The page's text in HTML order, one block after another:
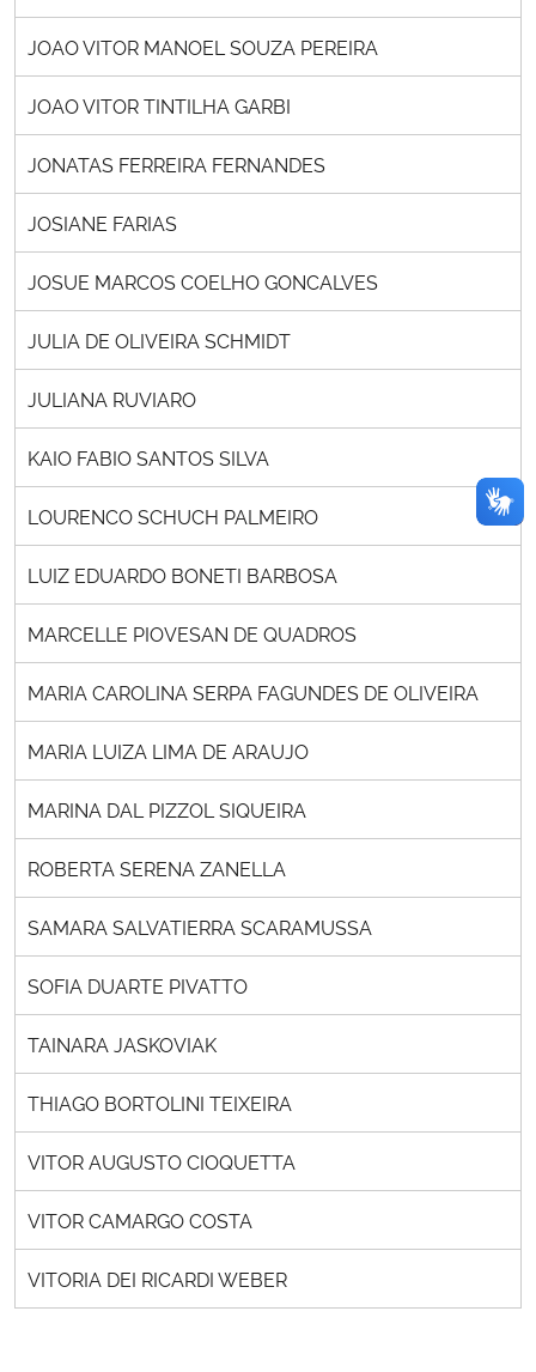
JOAO VITOR MANOEL SOUZA PEREIRA
JOAO VITOR TINTILHA GARBI
JONATAS FERREIRA FERNANDES
JOSIANE FARIAS
JOSUE MARCOS COELHO GONCALVES
JULIA DE OLIVEIRA SCHMIDT
JULIANA RUVIARO
KAIO FABIO SANTOS SILVA
LOURENCO SCHUCH PALMEIRO
LUIZ EDUARDO BONETI BARBOSA
MARCELLE PIOVESAN DE QUADROS
MARIA CAROLINA SERPA FAGUNDES DE OLIVEIRA
MARIA LUIZA LIMA DE ARAUJO
MARINA DAL PIZZOL SIQUEIRA
ROBERTA SERENA ZANELLA
SAMARA SALVATIERRA SCARAMUSSA
SOFIA DUARTE PIVATTO
TAINARA JASKOVIAK
THIAGO BORTOLINI TEIXEIRA
VITOR AUGUSTO CIOQUETTA
VITOR CAMARGO COSTA
VITORIA DEI RICARDI WEBER